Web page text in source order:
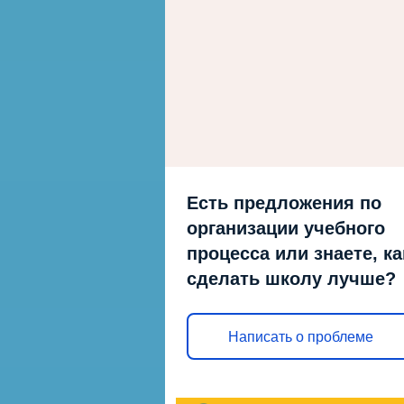
Есть предложения по
организации учебного
процесса или знаете,
сделать школу лучше?
Написать о проблеме